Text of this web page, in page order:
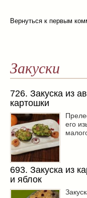
Вернуться к первым
Закуски
726. Закуска из
картошки
его
693. Закуска из
и яблок